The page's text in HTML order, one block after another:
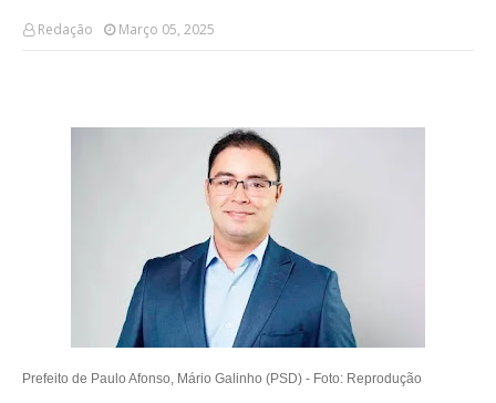
Redação Março 05, 2025
Prefeito de Paulo Afonso, Mário Galinho (PSD) - Foto: Reprodução